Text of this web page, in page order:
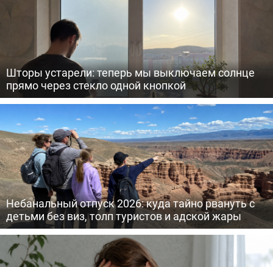
Шторы устарели: теперь мы выключаем солнце
прямо через стекло одной кнопкой
Небанальный отпуск 2026: куда тайно рвануть с
детьми без виз, толп туристов и адской жары